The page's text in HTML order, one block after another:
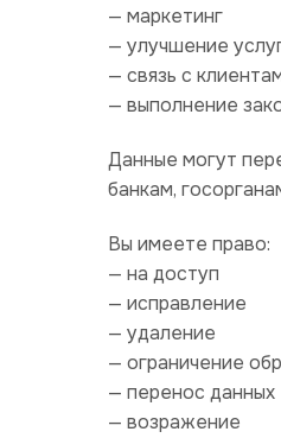
— маркетинг
— улучшение
— связь с
— выполнение
Данные могут
банкам,
Вы имеете право:
— на доступ
— исправление
— удаление
— ограничение
— перенос данных
— возражение